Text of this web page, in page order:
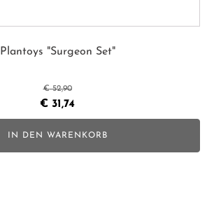
Plantoys "Surgeon Set"
€52,90
Ursprünglicher
Preis
war:
€ 52,90
€ 31,74Aktueller
Preis
ist:
€ 31,74.
IN DEN WARENKORB